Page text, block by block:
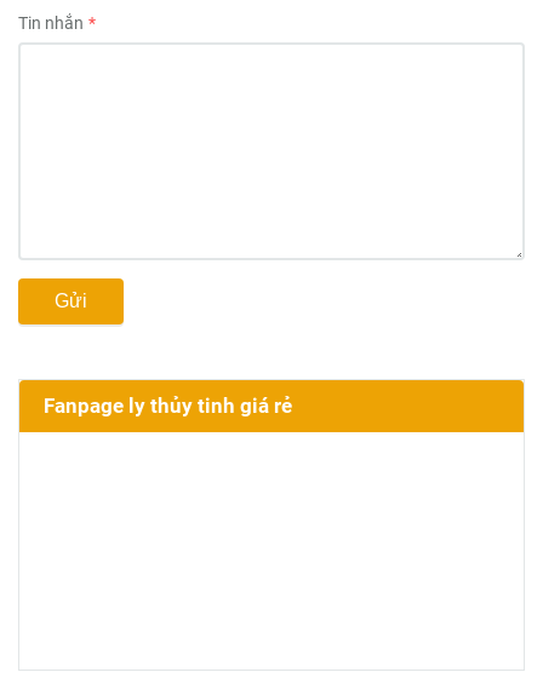
Tin nhắn
Gửi
Fanpage ly thủy tinh giá rẻ